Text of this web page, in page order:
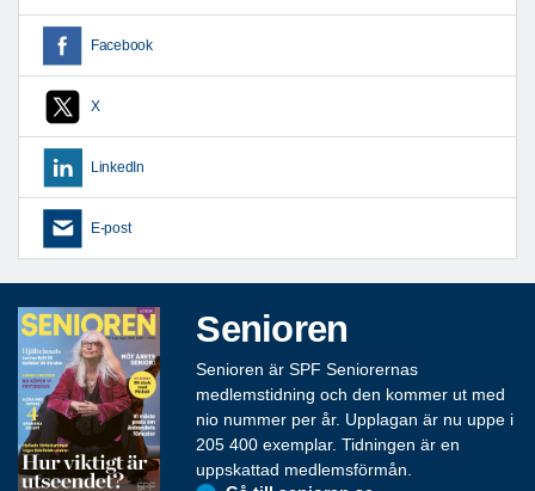
Facebook
X
LinkedIn
E-post
Senioren
Senioren är SPF Seniorernas
medlemstidning och den kommer ut med
nio nummer per år. Upplagan är nu uppe i
205 400 exemplar. Tidningen är en
uppskattad medlemsförmån.